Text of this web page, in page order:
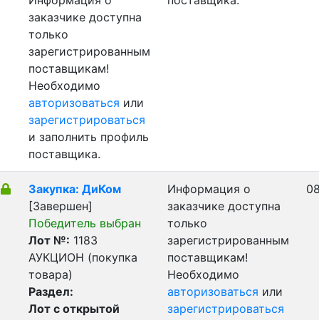
заказчике доступна
только
зарегистрированным
поставщикам!
Необходимо
авторизоваться или
зарегистрироваться
и заполнить профиль
поставщика.
Закупка: ДиКом
[Завершен]
Победитель выбран
Лот №: 1183
АУКЦИОН (покупка
товара)
Раздел:
Лот с открытой
Информация о
заказчике доступна
только
зарегистрированным
поставщикам!
Необходимо
авторизоваться или
зарегистрироваться